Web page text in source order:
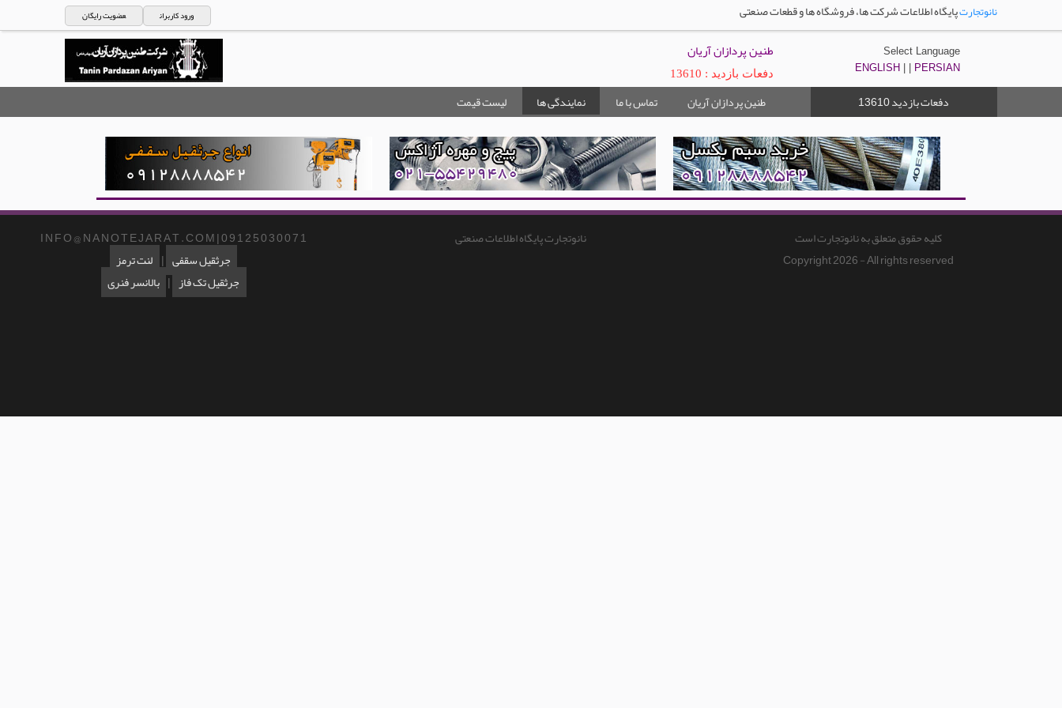
ورود کاربران عضویت رایگان نانوتجارتپایگاه اطلاعات شرکت ها، فروشگاه ها و قطعات صنعتی
طنین پردازان آریان
دفعات بازدید : 13610
Select Language
ENGLISH
PERSIAN
طنین پردازان آریان تماس با ما نمایندگی ها لیست قیمت دفعات بازدید13610
I N F O @ N A N O T E J A R A T . C O M | 0 9 1 2 5 0 3 0 0 7 1
جرثقیل سقفی | لنت ترمز
جرثقیل تک فاز | بالانسر فنری
نانوتجارت پایگاه اطلاعات صنعتی
کلیه حقوق متعلق به نانوتجارت است
Copyright 2026 - All rights reserved